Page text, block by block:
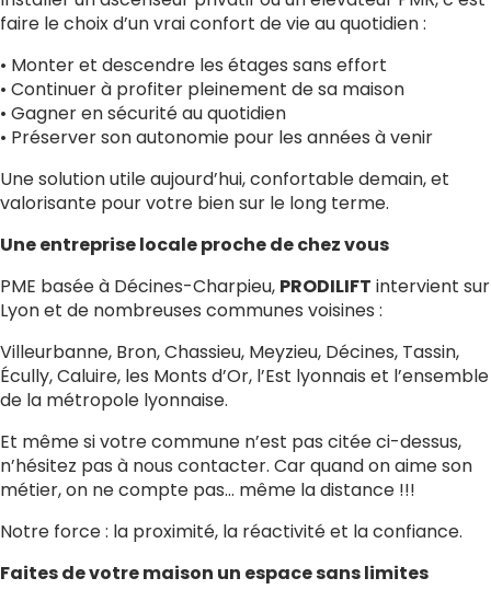
faire le choix d’un vrai confort de vie au quotidien :
• Monter et descendre les étages sans effort
• Continuer à profiter pleinement de sa maison
• Gagner en sécurité au quotidien
• Préserver son autonomie pour les années à venir
Une solution utile aujourd’hui, confortable demain, et
valorisante pour votre bien sur le long terme.
Une entreprise locale proche de chez vous
PME basée à Décines-Charpieu, PRODILIFT intervient sur
Lyon et de nombreuses communes voisines :
Villeurbanne, Bron, Chassieu, Meyzieu, Décines, Tassin,
Écully, Caluire, les Monts d’Or, l’Est lyonnais et l’ensemble
de la métropole lyonnaise.
Et même si votre commune n’est pas citée ci-dessus,
n’hésitez pas à nous contacter. Car quand on aime son
métier, on ne compte pas… même la distance !!!
Notre force : la proximité, la réactivité et la confiance.
Faites de votre maison un espace sans limites